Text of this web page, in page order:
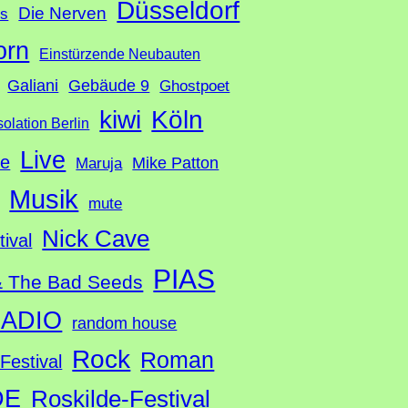
Die Nerven Düsseldorf
Einstürzende Neubauten
Galiani Gebäude 9 Ghostpoet
Berlin kiwi Köln
Live Maruja Mike Patton
Musik mute
Nick Cave
The Bad Seeds PIAS
random house
Rock Roman
Roskilde-Festival